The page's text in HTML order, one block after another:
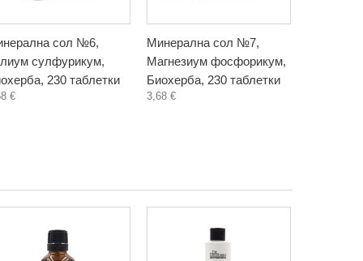
сол №6,
сулфурикум,
230 таблетки
€
Минерална сол №7,
Магнезиум фосфорикум,
Биохерба, 230 таблетки
3,68 €